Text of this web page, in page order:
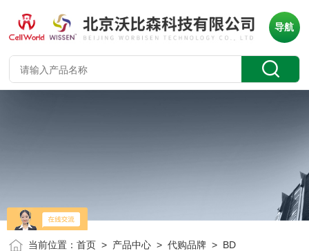
导航
当前位置：首页 > 产品中心 >代购品牌 > BD